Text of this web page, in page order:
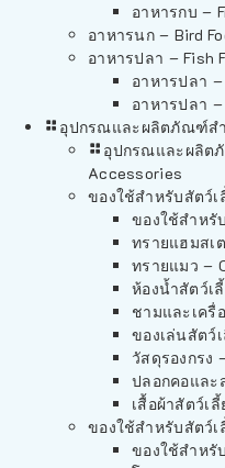
อาหารกบ –
อาหารนก – Bird
อาหารปลา – Fish
อาหารปลา –
อาหารปลา
อุปกรณและผลิตภัณฑ์สำ
อุปกรณและผลิต
Accessories
ของใช้สำหรับสัตว์เ
ของใช้สำหรั
ทรายแฮมสเ
ทรายแมว –
ห้องน้ำสัตว์เ
ชามและเครื่
ของเล่นสัตว์
วัสดุรองกรง
ปลอกคอและ
เสื้อผ้าสัตว์เ
ของใช้สำหรับสัตว์เ
ของใช้สำหรั